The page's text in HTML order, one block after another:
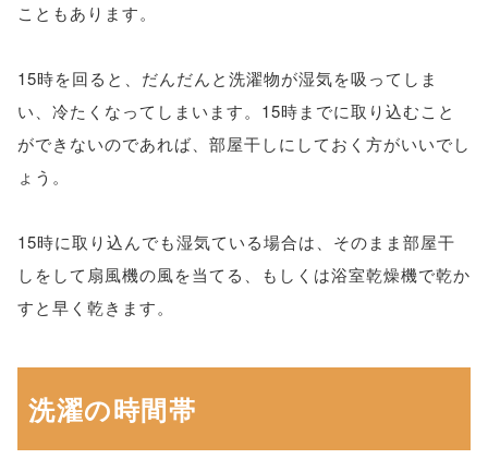
こともあります。
15時を回ると、だんだんと洗濯物が湿気を吸ってしま
い、冷たくなってしまいます。15時までに取り込むこと
ができないのであれば、部屋干しにしておく方がいいでし
ょう。
15時に取り込んでも湿気ている場合は、そのまま部屋干
しをして扇風機の風を当てる、もしくは浴室乾燥機で乾か
すと早く乾きます。
洗濯の時間帯